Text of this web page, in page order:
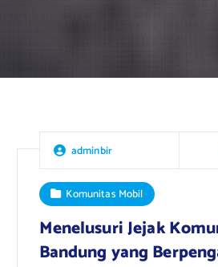
adminbir
Komunitas Mobil
Menelusuri Jejak
Bandung yang